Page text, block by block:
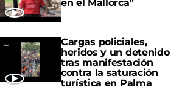
en el Mallorca"
Cargas policiales,
heridos y un detenido
tras manifestación
contra la saturación
turística en Palma